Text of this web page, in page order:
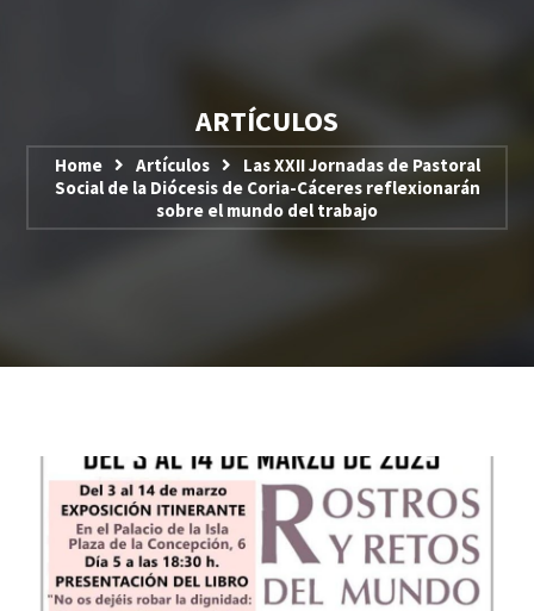
ARTÍCULOS
Home Artículos
Las XXII Jornadas de Pastoral
Social de la Diócesis de Coria-Cáceres reflexionarán
sobre el mundo del trabajo